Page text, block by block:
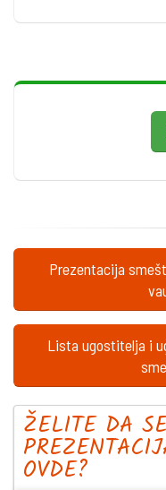
Prezentacija
Lista ugostitelja i
ŽELITE DA
OVDE?